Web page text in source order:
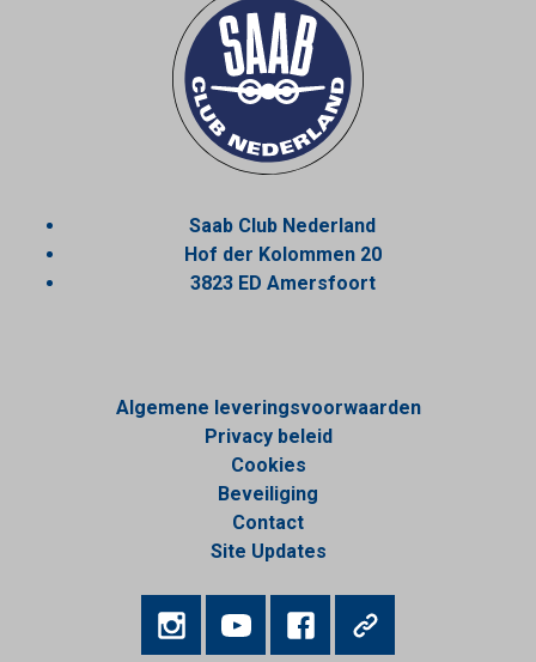
Saab Club Nederland
Hof der Kolommen 20
3823 ED Amersfoort
Algemene leveringsvoorwaarden
Privacy beleid
Cookies
Beveiliging
Contact
Site Updates